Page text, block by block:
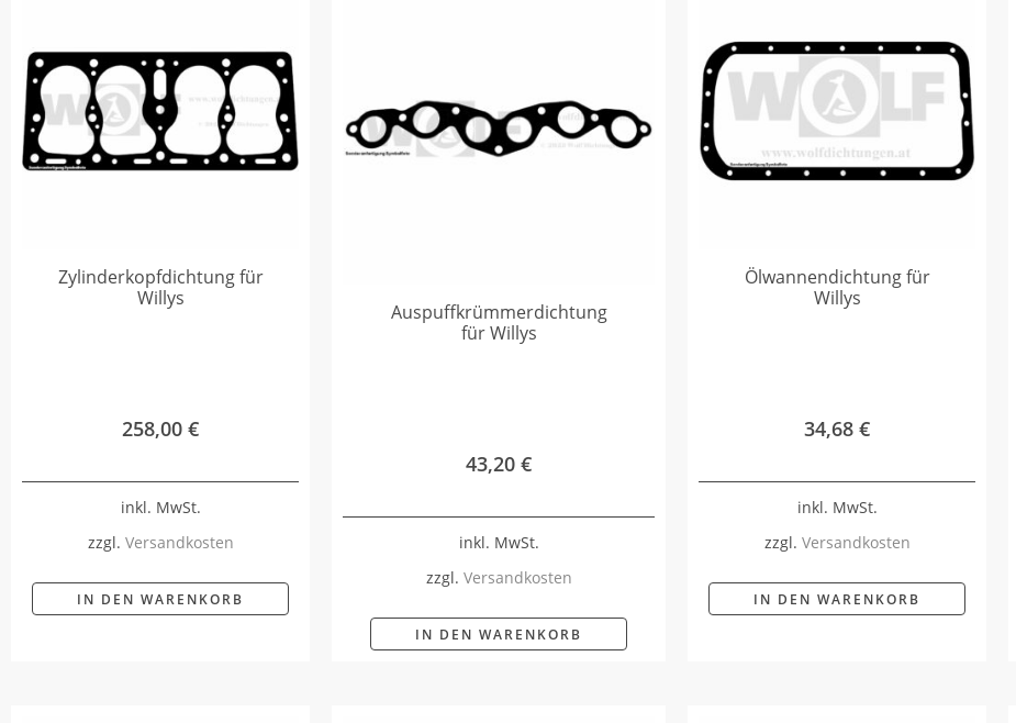
Zylinderkopfdichtung für
Willys
258,00 €
inkl. MwSt.
zzgl. Versandkosten
IN DEN WARENKORB
Auspuffkrümmerdichtung
für Willys
43,20 €
inkl. MwSt.
zzgl. Versandkosten
IN DEN WARENKORB
Ölwannendichtung für
Willys
34,68 €
inkl. MwSt.
zzgl. Versandkosten
IN DEN WARENKORB